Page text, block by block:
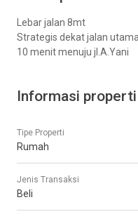
Lebar jalan 8mt
Strategis dekat jalan
10 menit menuju jl.A.Yani
Informasi properti
Tipe Properti
Rumah
Jenis Transaksi
Beli